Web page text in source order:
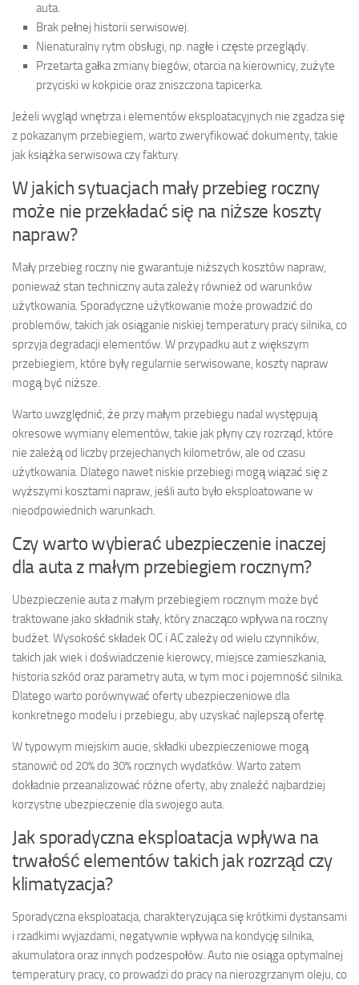
auta.
Brak pełnej historii serwisowej.
Nienaturalny rytm obsługi, np. nagłe i częste przeglądy.
Przetarta gałka zmiany biegów, otarcia na kierownicy, zużyte
przyciski w kokpicie oraz zniszczona tapicerka.
Jeżeli wygląd wnętrza i elementów eksploatacyjnych nie zgadza się
z pokazanym przebiegiem, warto zweryfikować dokumenty, takie
jak książka serwisowa czy faktury.
W jakich sytuacjach mały przebieg roczny
może nie przekładać się na niższe koszty
napraw?
Mały przebieg roczny nie gwarantuje niższych kosztów napraw,
ponieważ stan techniczny auta zależy również od warunków
użytkowania. Sporadyczne użytkowanie może prowadzić do
problemów, takich jak osiąganie niskiej temperatury pracy silnika, co
sprzyja degradacji elementów. W przypadku aut z większym
przebiegiem, które były regularnie serwisowane, koszty napraw
mogą być niższe.
Warto uwzględnić, że przy małym przebiegu nadal występują
okresowe wymiany elementów, takie jak płyny czy rozrząd, które
nie zależą od liczby przejechanych kilometrów, ale od czasu
użytkowania. Dlatego nawet niskie przebiegi mogą wiązać się z
wyższymi kosztami napraw, jeśli auto było eksploatowane w
nieodpowiednich warunkach.
Czy warto wybierać ubezpieczenie inaczej
dla auta z małym przebiegiem rocznym?
Ubezpieczenie auta z małym przebiegiem rocznym może być
traktowane jako składnik stały, który znacząco wpływa na roczny
budżet. Wysokość składek OC i AC zależy od wielu czynników,
takich jak wiek i doświadczenie kierowcy, miejsce zamieszkania,
historia szkód oraz parametry auta, w tym moc i pojemność silnika.
Dlatego warto porównywać oferty ubezpieczeniowe dla
konkretnego modelu i przebiegu, aby uzyskać najlepszą ofertę.
W typowym miejskim aucie, składki ubezpieczeniowe mogą
stanowić od 20% do 30% rocznych wydatków. Warto zatem
dokładnie przeanalizować różne oferty, aby znaleźć najbardziej
korzystne ubezpieczenie dla swojego auta.
Jak sporadyczna eksploatacja wpływa na
trwałość elementów takich jak rozrząd czy
klimatyzacja?
Sporadyczna eksploatacja, charakteryzująca się krótkimi dystansami
i rzadkimi wyjazdami, negatywnie wpływa na kondycję silnika,
akumulatora oraz innych podzespołów. Auto nie osiąga optymalnej
temperatury pracy, co prowadzi do pracy na nierozgrzanym oleju, co